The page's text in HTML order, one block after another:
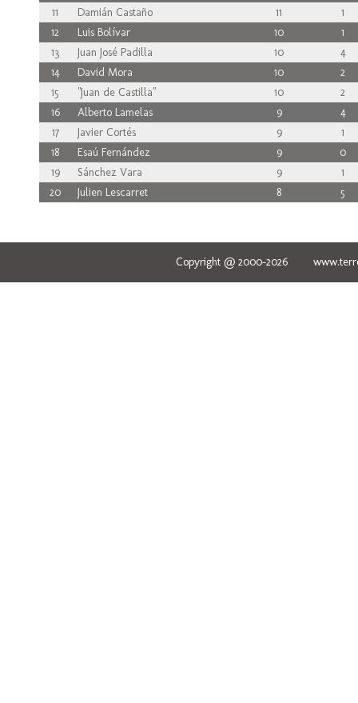
11
Damián Castaño 11
1
12
Luis Bolívar 10
1
13
Juan José Padilla 10
4
14
David Mora 10
2
15
"Juan de Castilla" 10
2
16
Alberto Lamelas 9
4
17
Javier Cortés 9
1
18
Esaú Fernández 9
0
19
Sánchez Vara 9
1
20
Julien Lescarret 8 5
Copyright @ 2000-2026